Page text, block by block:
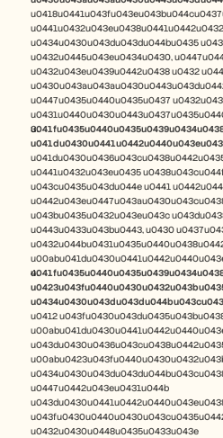
u0434u0430u043du043du044bu0435
u0432u0445u043eu0434u0430,
u0432u043eu0439u0442u0438 u0432
u0447u0435u0440u0435u0437
u0441u0432u043eu0435
u043cu0435u043du044e u0441
u043bu0435u0432u043eu043c
u0443u0433u043bu0443, u0430
u0412
u0447u0442u043eu0431u044b
u0432u0430u0448u0435u0433u043e